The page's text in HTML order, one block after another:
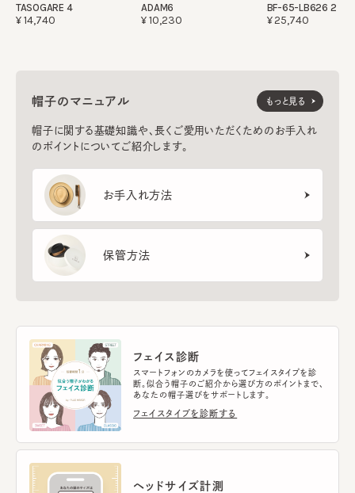
TASOGARE 4
¥14,740
ADAM6
¥10,230
BF-65-LB626 2
¥25,740
帽子のマニュアル
帽子に関する基礎知識や、長くご愛用いただくためのお手入れ
のポイントについてご紹介します。
お手入れ方法
保管方法
もっと見る
フェイス診断
スマートフォンのカメラを使ってフェイスタイプを診
断。似合う帽子のご紹介から選び方のポイントまで、
あなたの帽子選びをサポートします。
フェイスタイプを診断する
ヘッドサイズ計測